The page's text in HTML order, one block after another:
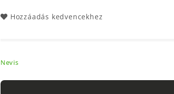
Hozzáadás kedvencekhez
Nevis